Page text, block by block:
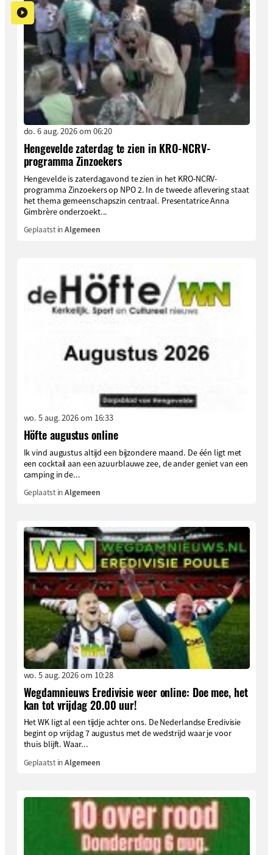
do. 6 aug. 2026 om 06:20
Hengevelde zaterdag te zien in KRO-NCRV-
programma Zinzoekers
Hengevelde is zaterdagavond te zien in het KRO-NCRV-
programma Zinzoekers op NPO 2. In de tweede aflevering staat
het thema gemeenschapszin centraal. Presentatrice Anna
Gimbrère onderzoekt...
Geplaatst inAlgemeen
wo. 5 aug. 2026 om 16:33
Höfte augustus online
Ik vind augustus altijd een bijzondere maand. De één ligt met
een cocktail aan een azuurblauwe zee, de ander geniet van een
camping in de...
Geplaatst inAlgemeen
wo. 5 aug. 2026 om 10:28
Wegdamnieuws Eredivisie weer online: Doe mee, het
kan tot vrijdag 20.00 uur!
Het WK ligt al een tijdje achter ons. De Nederlandse Eredivisie
begint op vrijdag 7 augustus met de wedstrijd waar je voor
thuis blijft. Waar...
Geplaatst inAlgemeen